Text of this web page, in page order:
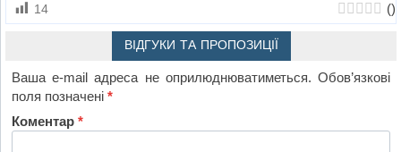
14 ()
ВІДГУКИ ТА ПРОПОЗИЦІЇ
Ваша e-mail адреса не оприлюднюватиметься. Обов’язкові
поля позначені*
Коментар*